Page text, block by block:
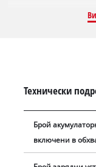
Здравата макара
максимална
електронното
мощността под
приложение.
Технически
Брой
включени в